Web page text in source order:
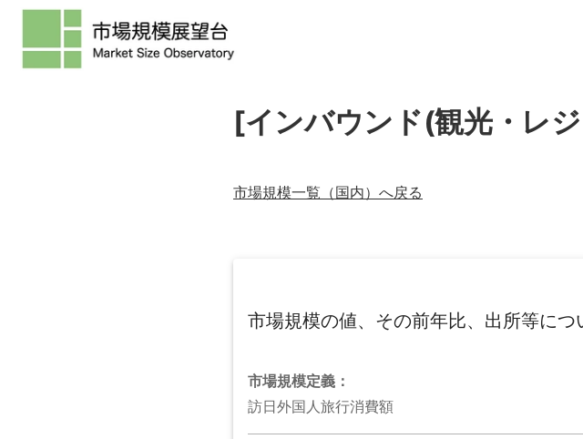
[インバウンド(観光・レ
市場規模一覧（国内）へ戻る
市場規模の値、その前年比、出所等につ
市場規模定義：
訪日外国人旅行消費額